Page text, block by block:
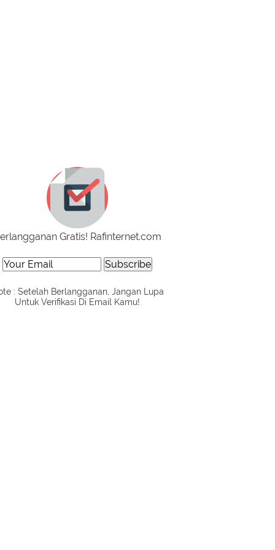
Gratis! Rafinternet.com
: Setelah Berlangganan, Jangan Lupa
Untuk Verifikasi Di Email Kamu!